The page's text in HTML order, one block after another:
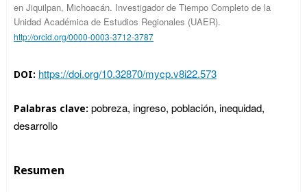
en Jiquilpan, Michoacán. Investigador de Tiempo Completo de la
Unidad Académica de Estudios Regionales (UAER).
http://orcid.org/0000-0003-3712-3787
DOI: https://doi.org/10.32870/mycp.v8i22.573
Palabras clave: pobreza, ingreso, población, inequidad,
desarrollo
Resumen